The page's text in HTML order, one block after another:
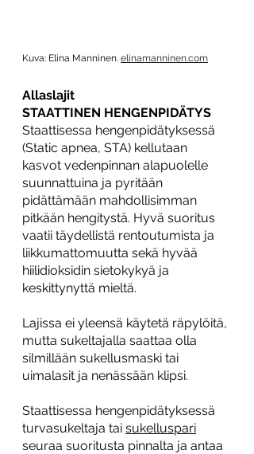
Kuva: Elina Manninen. elinamanninen.com
Allaslajit
STAATTINEN HENGENPIDÄTYS
Staattisessa hengenpidätyksessä
(Static apnea, STA) kellutaan
kasvot vedenpinnan alapuolelle
suunnattuina ja pyritään
pidättämään mahdollisimman
pitkään hengitystä. Hyvä suoritus
vaatii täydellistä rentoutumista ja
liikkumattomuutta sekä hyvää
hiilidioksidin sietokykyä ja
keskittynyttä mieltä.
Lajissa ei yleensä käytetä räpylöitä,
mutta sukeltajalla saattaa olla
silmillään sukellusmaski tai
uimalasit ja nenässään klipsi.
Staattisessa hengenpidätyksessä
turvasukeltaja tai sukelluspari
seuraa suoritusta pinnalta ja antaa